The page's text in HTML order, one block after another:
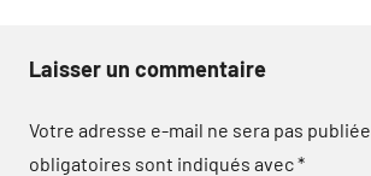
Laisser un commentaire
Votre adresse e-mail ne sera pas publiée.
obligatoires sont indiqués avec*